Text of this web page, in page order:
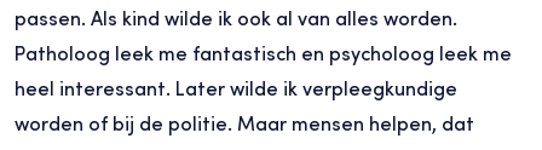
passen. Als kind wilde ik ook al van alles worden.
Patholoog leek me fantastisch en psycholoog leek me
heel interessant. Later wilde ik verpleegkundige
worden of bij de politie. Maar mensen helpen, dat